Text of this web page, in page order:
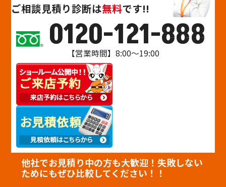
ご相談見積り診断は無料です!!
0120-121-888
【営業時間】8:00～19:00
他社でお見積り中の方も大歓迎！失敗しない
ためにもぜひ比較してください！！